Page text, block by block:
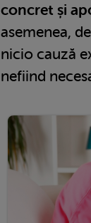
concret și
asemenea,
nicio cauză
nefiind